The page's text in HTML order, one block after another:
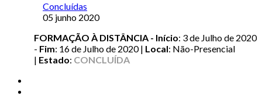
Concluídas
05 junho 2020
FORMAÇÃO À DISTÂNCIA - Início: 3 de Julho de 2020
- Fim: 16 de Julho de 2020 | Local: Não-Presencial
| Estado: CONCLUÍDA